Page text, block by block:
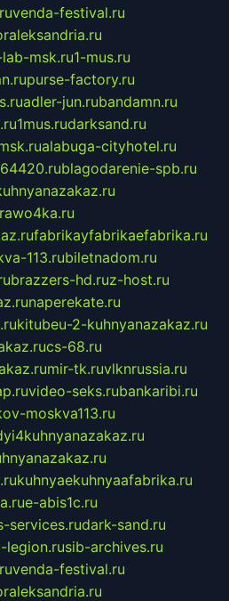
venda-festival.ru
msk.ru1-mus.ru
purse-factory.ru
adler-jun.rubandamn.ru
1mus.rudarksand.ru
alabuga-cityhotel.ru
blagodarenie-spb.ru
fabrikayfabrikaefabrika.ru
113.rubiletnadom.ru
brazzers-hd.ruz-host.ru
naperekate.ru
kitubeu-2-kuhnyanazakaz.ru
cs-68.ru
mir-tk.ruvlknrussia.ru
video-seks.rubankaribi.ru
moskva113.ru
kuhnyaekuhnyaafabrika.ru
e-abis1c.ru
services.rudark-sand.ru
legion.rusib-archives.ru
venda-festival.ru